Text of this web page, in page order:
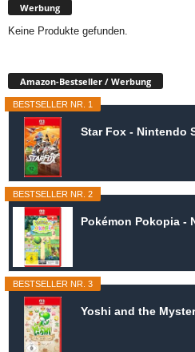
Werbung
Keine Produkte gefunden.
Amazon-Bestseller / Werbung
BESTSELLER NR. 1
Star Fox - Nintendo
BESTSELLER NR. 2
Pokémon Pokopia -
BESTSELLER NR. 3
Yoshi and the